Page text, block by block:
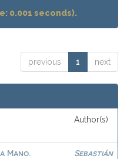
0.001 seconds).
previous 1 next
Author(s)
Mano.
Sebastián